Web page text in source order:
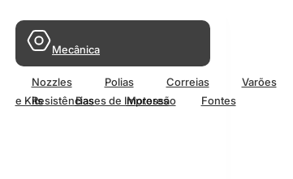
Resistências Motores
Fontes
Mecânica
Nozzles Polias Correias
Varões
e Kits
Bases de Impressão